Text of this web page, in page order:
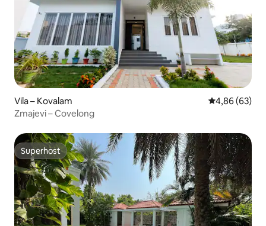
Vila – Kovalam Prosječna
4,86 (63)
Zmajevi – Covelong
Superhost
Superhost